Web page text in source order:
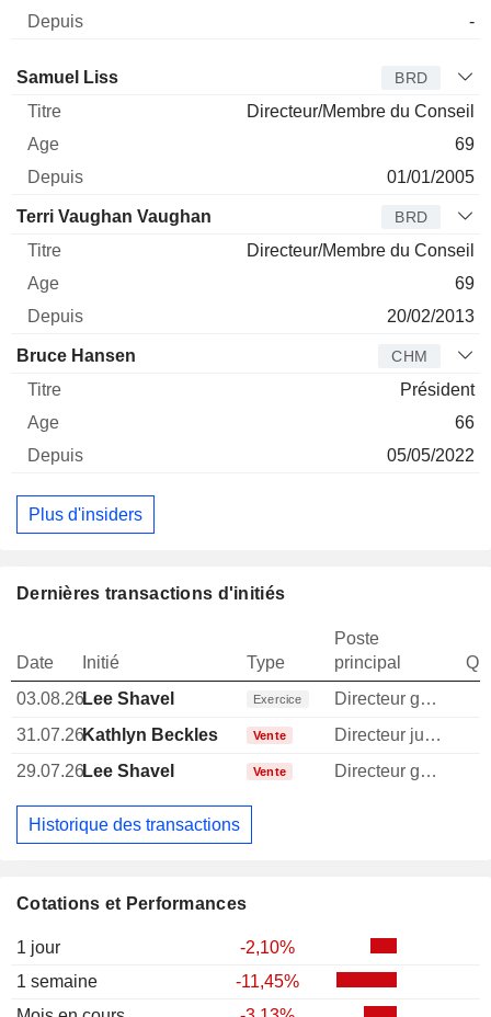
Cotations et Performances
1 jour
-2,10%
1 semaine
-11,45%
-
Administrateur
Samuel Liss BRD
Directeur/Membre du Conseil
69
01/01/2005
Terri Vaughan Vaughan BRD
Directeur/Membre du Conseil
69
20/02/2013
Bruce Hansen CHM
Président
66
05/05/2022
Plus d'insiders
Dernières transactions d'initiés
Date Initié Type
Poste
principal
03.08.26Lee Shavel Exercice Directeur general
31.07.26Kathlyn Beckles Vente Directeur juridique
29.07.26Lee Shavel Vente Directeur general
Historique des transactions